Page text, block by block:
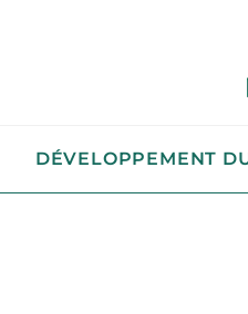
DÉVELOPPEMENT